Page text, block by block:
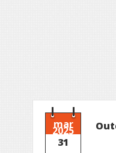
mar
2025
31